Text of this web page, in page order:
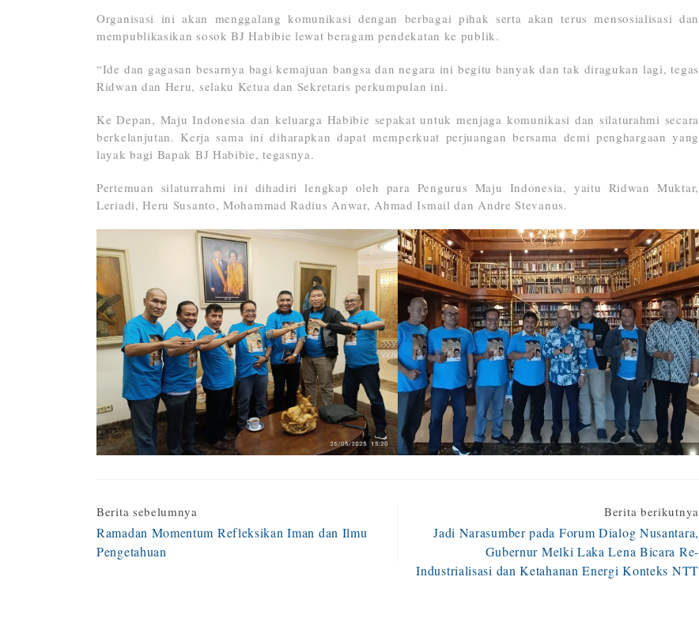
Organisasi ini akan menggalang komunikasi dengan berbagai pihak serta akan terus mensosialisasi dan
mempublikasikan sosok BJ Habibie lewat beragam pendekatan ke publik.
“Ide dan gagasan besarnya bagi kemajuan bangsa dan negara ini begitu banyak dan tak diragukan lagi, tegas
Ridwan dan Heru, selaku Ketua dan Sekretaris perkumpulan ini.
Ke Depan, Maju Indonesia dan keluarga Habibie sepakat untuk menjaga komunikasi dan silaturahmi secara
berkelanjutan. Kerja sama ini diharapkan dapat memperkuat perjuangan bersama demi penghargaan yang
layak bagi Bapak BJ Habibie, tegasnya.
Pertemuan silaturrahmi ini dihadiri lengkap oleh para Pengurus Maju Indonesia, yaitu Ridwan Muktar,
Leriadi, Heru Susanto, Mohammad Radius Anwar, Ahmad Ismail dan Andre Stevanus.
Continue
Reading
Berita sebelumnya
Ramadan Momentum Refleksikan Iman dan Ilmu
Pengetahuan
Berita berikutnya
Jadi Narasumber pada Forum Dialog Nusantara,
Gubernur Melki Laka Lena Bicara Re-
Industrialisasi dan Ketahanan Energi Konteks NTT